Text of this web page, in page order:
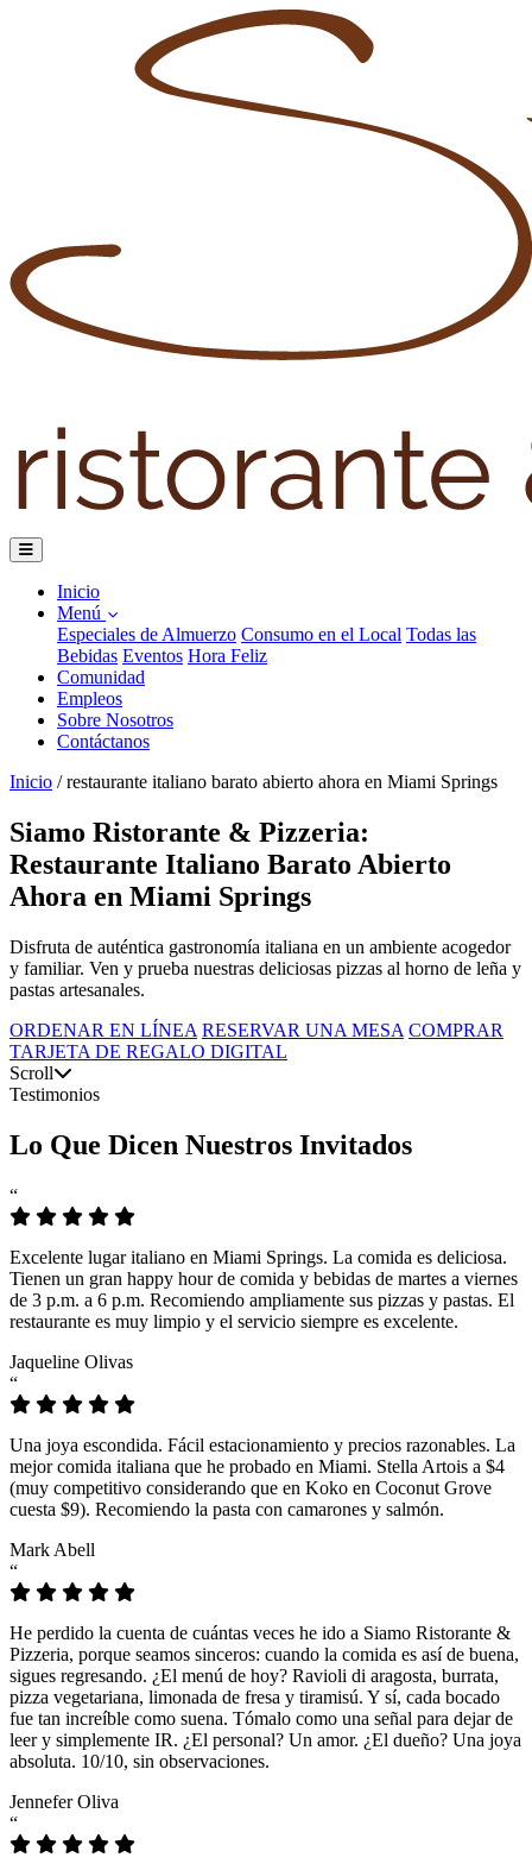
Inicio
Menú
Especiales de Almuerzo Consumo en el Local Todas las
Bebidas Eventos Hora Feliz
Comunidad
Empleos
Sobre Nosotros
Contáctanos
Inicio / restaurante italiano barato abierto ahora en Miami Springs
Siamo Ristorante & Pizzeria:
Restaurante Italiano Barato Abierto
Ahora en Miami Springs
Disfruta de auténtica gastronomía italiana en un ambiente acogedor
y familiar. Ven y prueba nuestras deliciosas pizzas al horno de leña y
pastas artesanales.
ORDENAR EN LÍNEA RESERVAR UNA MESA COMPRAR
TARJETA DE REGALO DIGITAL
Scroll
Testimonios
Lo Que Dicen Nuestros Invitados
“
Excelente lugar italiano en Miami Springs. La comida es deliciosa.
Tienen un gran happy hour de comida y bebidas de martes a viernes
de 3 p.m. a 6 p.m. Recomiendo ampliamente sus pizzas y pastas. El
restaurante es muy limpio y el servicio siempre es excelente.
Jaqueline Olivas
“
Una joya escondida. Fácil estacionamiento y precios razonables. La
mejor comida italiana que he probado en Miami. Stella Artois a $4
(muy competitivo considerando que en Koko en Coconut Grove
cuesta $9). Recomiendo la pasta con camarones y salmón.
Mark Abell
“
He perdido la cuenta de cuántas veces he ido a Siamo Ristorante &
Pizzeria, porque seamos sinceros: cuando la comida es así de buena,
sigues regresando. ¿El menú de hoy? Ravioli di aragosta, burrata,
pizza vegetariana, limonada de fresa y tiramisú. Y sí, cada bocado
fue tan increíble como suena. Tómalo como una señal para dejar de
leer y simplemente IR. ¿El personal? Un amor. ¿El dueño? Una joya
absoluta. 10/10, sin observaciones.
Jennefer Oliva
“